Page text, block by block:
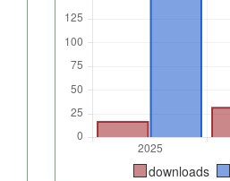
downloads